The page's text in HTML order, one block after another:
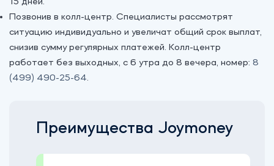
Позвонив в колл-центр. Специалисты рассмотрят
ситуацию индивидуально и увеличат общий срок выплат,
снизив сумму регулярных платежей. Колл-центр
работает без выходных, с 6 утра до 8 вечера, номер: 8
(499) 490-25-64.
Преимущества Joymoney